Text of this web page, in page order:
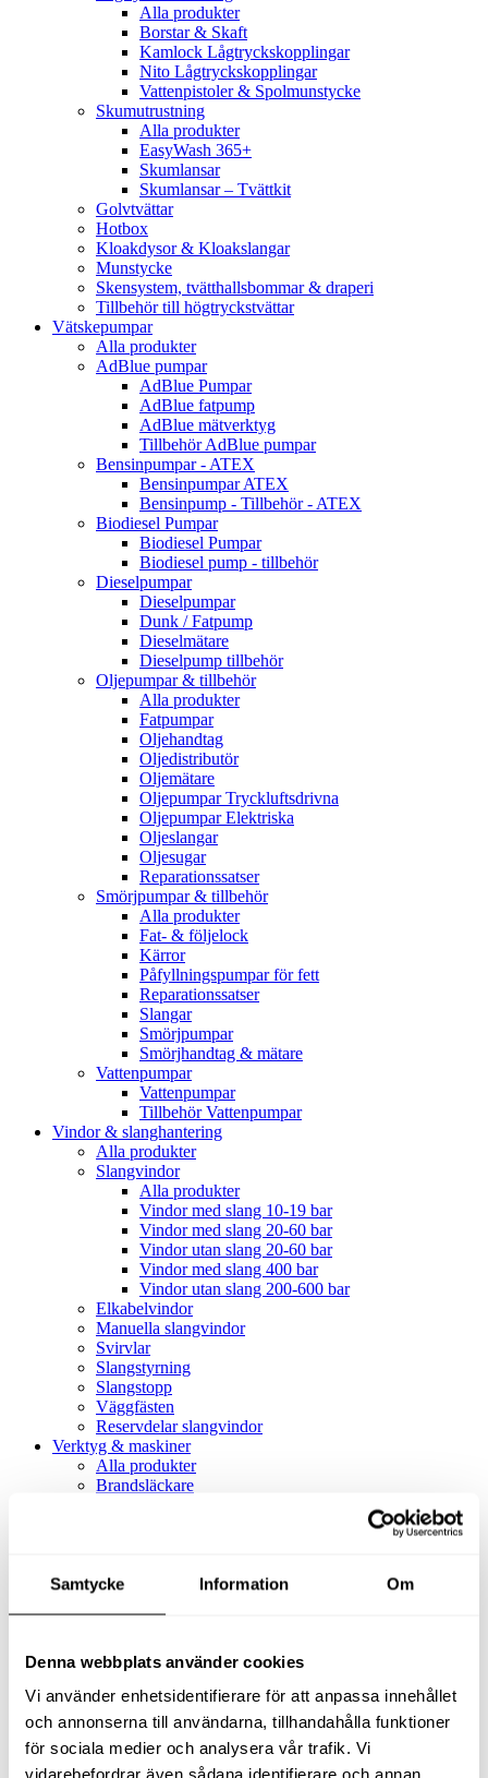
Samtycke Information Om
Denna webbplats använder cookies
Vi använder enhetsidentifierare för att anpassa innehållet
och annonserna till användarna, tillhandahålla funktioner
för sociala medier och analysera vår trafik. Vi
vidarebefordrar även sådana identifierare och annan
Alla produkter
Borstar & Skaft
Kamlock Lågtryckskopplingar
Nito Lågtryckskopplingar
Vattenpistoler & Spolmunstycke
Skumutrustning
Alla produkter
EasyWash 365+
Skumlansar
Skumlansar – Tvättkit
Golvtvättar
Hotbox
Kloakdysor & Kloakslangar
Munstycke
Skensystem, tvätthallsbommar & draperi
Tillbehör till högtryckstvättar
Vätskepumpar
Alla produkter
AdBlue pumpar
AdBlue Pumpar
AdBlue fatpump
AdBlue mätverktyg
Tillbehör AdBlue pumpar
Bensinpumpar - ATEX
Bensinpumpar ATEX
Bensinpump - Tillbehör - ATEX
Biodiesel Pumpar
Biodiesel Pumpar
Biodiesel pump - tillbehör
Dieselpumpar
Dieselpumpar
Dunk / Fatpump
Dieselmätare
Dieselpump tillbehör
Oljepumpar & tillbehör
Alla produkter
Fatpumpar
Oljehandtag
Oljedistributör
Oljemätare
Oljepumpar Tryckluftsdrivna
Oljepumpar Elektriska
Oljeslangar
Oljesugar
Reparationssatser
Smörjpumpar & tillbehör
Alla produkter
Fat- & följelock
Kärror
Påfyllningspumpar för fett
Reparationssatser
Slangar
Smörjpumpar
Smörjhandtag & mätare
Vattenpumpar
Vattenpumpar
Tillbehör Vattenpumpar
Vindor & slanghantering
Alla produkter
Slangvindor
Alla produkter
Vindor med slang 10-19 bar
Vindor med slang 20-60 bar
Vindor utan slang 20-60 bar
Vindor med slang 400 bar
Vindor utan slang 200-600 bar
Elkabelvindor
Manuella slangvindor
Svirvlar
Slangstyrning
Slangstopp
Väggfästen
Reservdelar slangvindor
Verktyg & maskiner
Alla produkter
Brandsläckare
Alla produkter
Slangfäste
Textil- & Våtdammsugare
Tillbehör Textil- & våtdammsugare
Adaptrar
Dammsugare